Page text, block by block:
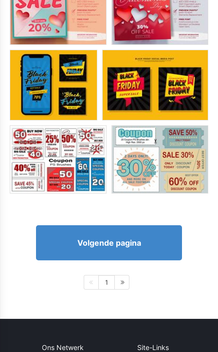
Volgende pagina
1
Ons Netwerk Site-Links